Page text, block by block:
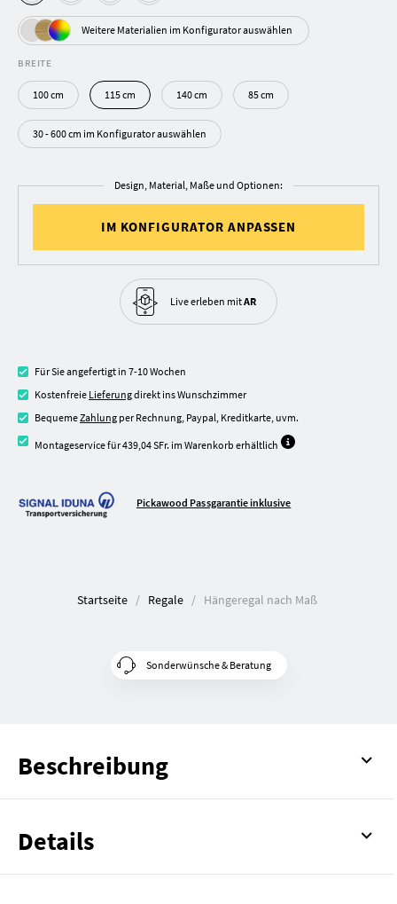
Weitere Materialien im Konfigurator auswählen
BREITE
100 cm 115 cm 140 cm 85 cm
30 - 600 cm im Konfigurator auswählen
Design, Material, Maße und Optionen:
IM KONFIGURATOR ANPASSEN
Live erleben mitAR
Für Sie angefertigt in 7-10 Wochen
Kostenfreie Lieferungdirekt ins Wunschzimmer
BequemeZahlung per Rechnung, Paypal, Kreditkarte, uvm.
Montageservice für 439,04 SFr. im Warenkorb erhältlich
Pickawood Passgarantie inklusive
Startseite Regale Hängeregal nach Maß
Sonderwünsche & Beratung
Beschreibung
Details